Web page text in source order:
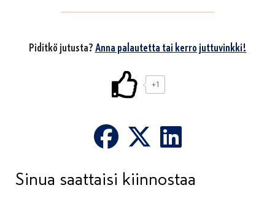
Piditkö jutusta?Anna palautetta tai kerro juttuvinkki!
+1
Sinua saattaisi kiinnostaa